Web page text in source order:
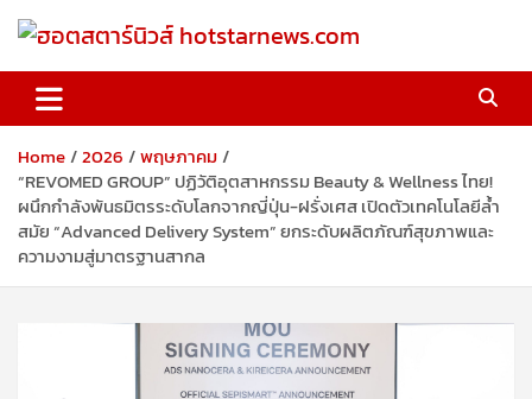
ฮอตสตาร์นิวส์ hotstarnews.com
Home 2026
พฤษภาคม
“REVOMED GROUP” ปฏิวัติอุตสาหกรรม Beauty & Wellness ไทย!
ผนึกกำลังพันธมิตรระดับโลกจากญี่ปุ่น-ฝรั่งเศส เปิดตัวเทคโนโลยีล้ำ
สมัย “Advanced Delivery System” ยกระดับผลิตภัณฑ์สุขภาพและ
ความงามสู่มาตรฐานสากล